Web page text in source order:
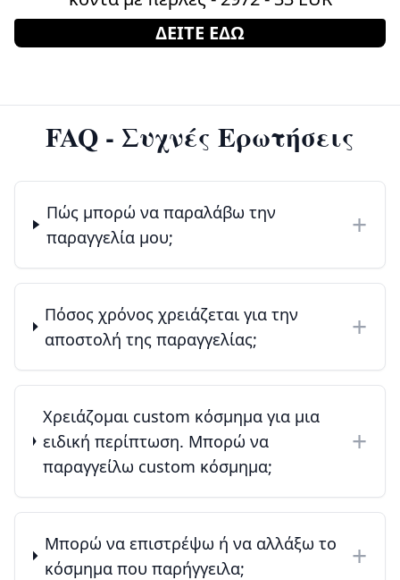
ΔΕΙΤΕ ΕΔΩ
FAQ - Συχνές Ερωτήσεις
Πώς μπορώ να παραλάβω την
παραγγελία μου;
+
Πόσος χρόνος χρειάζεται για την
αποστολή της παραγγελίας;
+
Χρειάζομαι custom κόσμημα για μια
ειδική περίπτωση. Μπορώ να
παραγγείλω custom κόσμημα;
+
Μπορώ να επιστρέψω ή να αλλάξω το
κόσμημα που παρήγγειλα;
+